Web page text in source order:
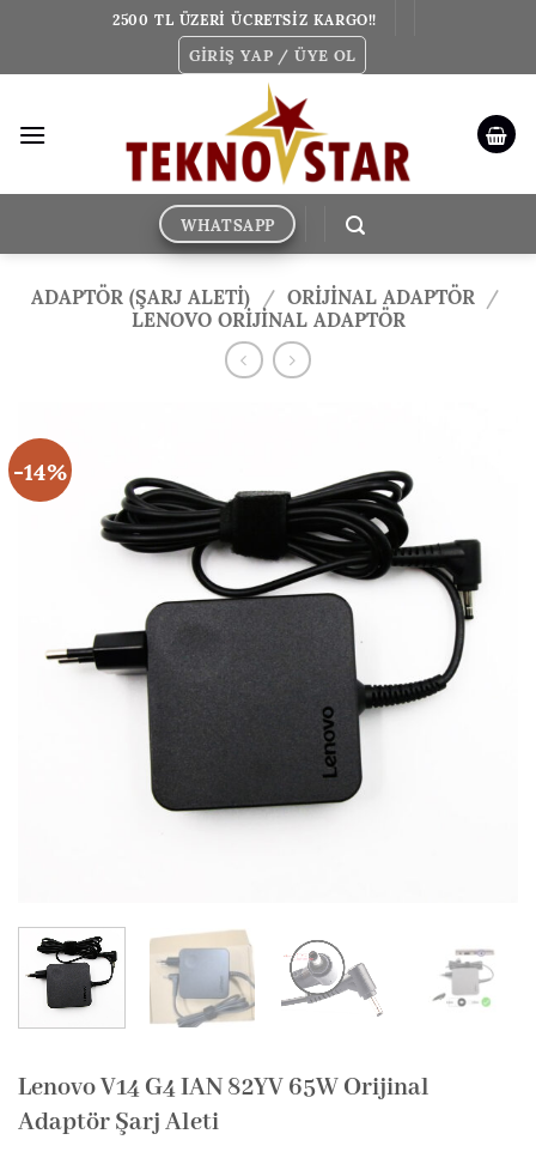
2500 TL ÜZERİ ÜCRETSİZ KARGO!!
GIRIŞ YAP / ÜYE OL
WHATSAPP
ADAPTÖR (ŞARJ ALETİ) / ORIJINAL ADAPTÖR /
LENOVO ORIJINAL ADAPTÖR
-14%
Lenovo V14 G4 IAN 82YV 65W Orijinal
Adaptör Şarj Aleti